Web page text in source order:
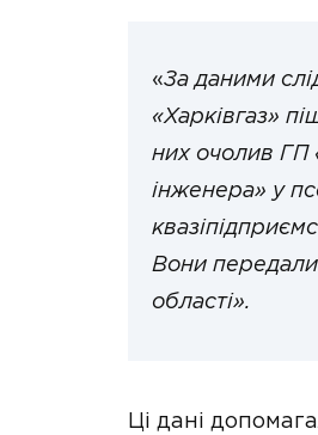
«За даними
«Харківгаз»
них очолив ГП
інженера» у
Вони
області».
Ці дані